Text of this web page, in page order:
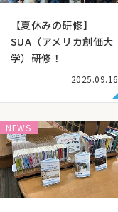
【夏休みの研修】
SUA（アメリカ創価大
学）研修！
2025.09.16
NEWS